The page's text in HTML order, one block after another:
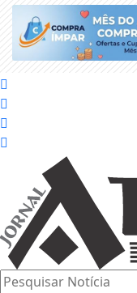
Pesquisar Notícia